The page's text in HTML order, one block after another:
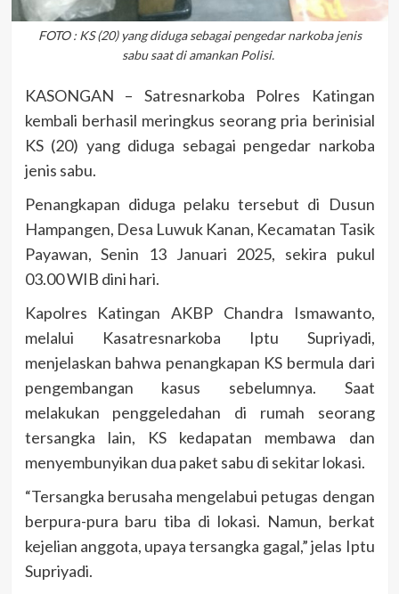
FOTO : KS (20) yang diduga sebagai pengedar narkoba jenis
sabu saat di amankan Polisi.
KASONGAN – Satresnarkoba Polres Katingan
kembali berhasil meringkus seorang pria berinisial
KS (20) yang diduga sebagai pengedar narkoba
jenis sabu.
Penangkapan diduga pelaku tersebut di Dusun
Hampangen, Desa Luwuk Kanan, Kecamatan Tasik
Payawan, Senin 13 Januari 2025, sekira pukul
03.00 WIB dini hari.
Kapolres Katingan AKBP Chandra Ismawanto,
melalui Kasatresnarkoba Iptu Supriyadi,
menjelaskan bahwa penangkapan KS bermula dari
pengembangan kasus sebelumnya. Saat
melakukan penggeledahan di rumah seorang
tersangka lain, KS kedapatan membawa dan
menyembunyikan dua paket sabu di sekitar lokasi.
“Tersangka berusaha mengelabui petugas dengan
berpura-pura baru tiba di lokasi. Namun, berkat
kejelian anggota, upaya tersangka gagal,” jelas Iptu
Supriyadi.